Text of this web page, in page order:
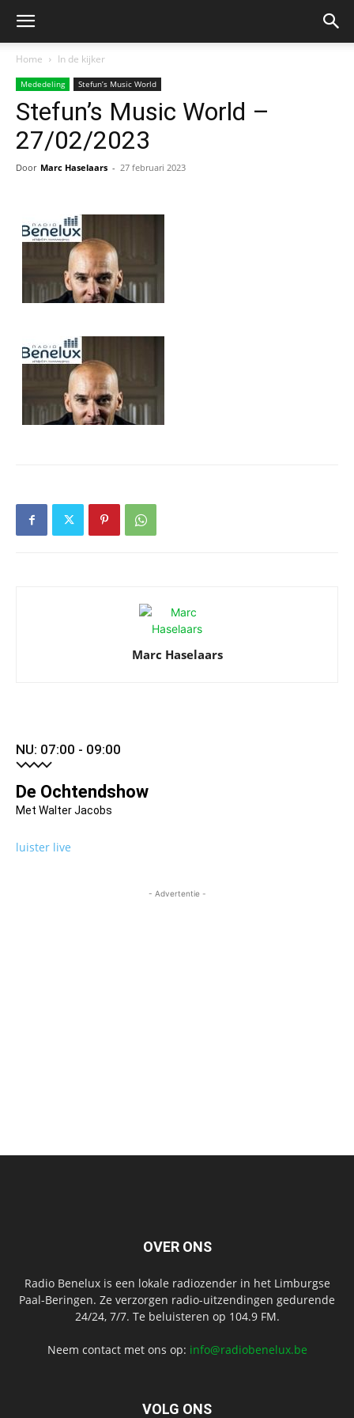
Home In de kijker
Mededeling Stefun’s Music World
Stefun’s Music World –
27/02/2023
Door Marc Haselaars - 27 februari 2023
Marc Haselaars
NU: 07:00 - 09:00
De Ochtendshow
Met Walter Jacobs
luister live
- Advertentie -
OVER ONS
Radio Benelux is een lokale radiozender in het Limburgse
Paal-Beringen. Ze verzorgen radio-uitzendingen gedurende
24/24, 7/7. Te beluisteren op 104.9 FM.
Neem contact met ons op: info@radiobenelux.be
VOLG ONS